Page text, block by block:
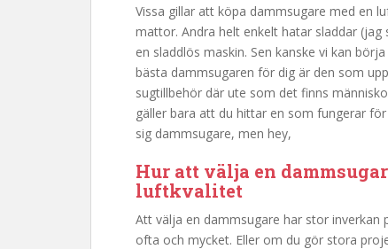
Vissa gillar att köpa dammsugare med en
mattor. Andra helt enkelt hatar sladdar
en sladdlös maskin. Sen kanske vi kan
bästa dammsugaren för dig är den som
sugtillbehör där ute som det finns
gäller bara att du hittar en som fungerar
sig dammsugare, men hey,
Hur att välja en
luftkvalitet
Att välja en dammsugare har stor
ofta och mycket. Eller om du gör stora